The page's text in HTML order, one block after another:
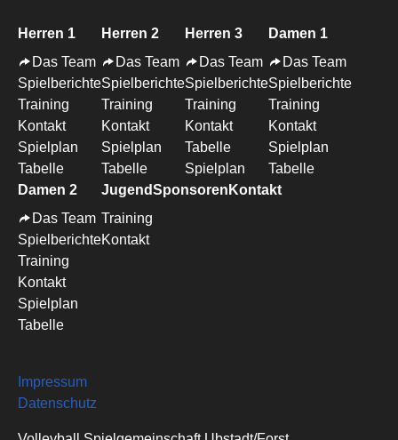
Herren 1
Das Team
Spielberichte
Training
Kontakt
Spielplan
Tabelle
Herren 2
Das Team
Spielberichte
Training
Kontakt
Spielplan
Tabelle
Herren 3
Das Team
Spielberichte
Training
Kontakt
Tabelle
Spielplan
Damen 1
Das Team
Spielberichte
Training
Kontakt
Spielplan
Tabelle
Damen 2
Das Team
Spielberichte
Training
Kontakt
Spielplan
Tabelle
Jugend
Training
Kontakt
Sponsoren Kontakt
Impressum
Datenschutz